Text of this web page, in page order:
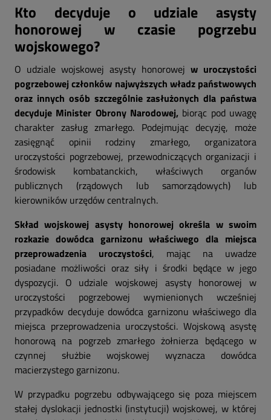
Kto decyduje o udziale asysty
honorowej w czasie pogrzebu
wojskowego?
O udziale wojskowej asysty honorowej w uroczystości
pogrzebowej członków najwyższych władz państwowych
oraz innych osób szczególnie zasłużonych dla państwa
decyduje Minister Obrony Narodowej, biorąc pod uwagę
charakter zasług zmarłego. Podejmując decyzję, może
zasięgnąć opinii rodziny zmarłego, organizatora
uroczystości pogrzebowej, przewodniczących organizacji i
środowisk kombatanckich, właściwych organów
publicznych (rządowych lub samorządowych) lub
kierowników urzędów centralnych.
Skład wojskowej asysty honorowej określa w swoim
rozkazie dowódca garnizonu właściwego dla miejsca
przeprowadzenia uroczystości, mając na uwadze
posiadane możliwości oraz siły i środki będące w jego
dyspozycji. O udziale wojskowej asysty honorowej w
uroczystości pogrzebowej wymienionych wcześniej
przypadków decyduje dowódca garnizonu właściwego dla
miejsca przeprowadzenia uroczystości. Wojskową asystę
honorową na pogrzeb zmarłego żołnierza będącego w
czynnej służbie wojskowej wyznacza dowódca
macierzystego garnizonu.
W przypadku pogrzebu odbywającego się poza miejscem
stałej dyslokacji jednostki (instytucji) wojskowej, w której